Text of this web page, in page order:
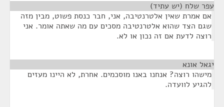
עפר שלח (יש עתיד)
אם אמרת שאין אלטרנטיבה, אני, חבר כנסת פשוט, מבין מזה
שגם הצד שהוא אלטרנטיבה מסכים עם מה שאתה אומר. אני
רוצה לדעת אם זה נכון או לא.
יגאל אונא
מישהו רוצה? אנחנו באנו מוסכמים. אחרת, לא היינו מעזים
להגיע לוועדה.